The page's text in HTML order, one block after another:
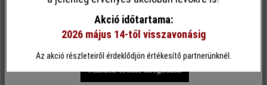
mészkő nüansz-árnyalt_ModulusPur
funkcionalitást kínálja Önnek...További információ
Csak funkcionális cookie elfogadása
Minden cookie elfogadása
Akció időtartama:
2026 május 14-től visszavonásig
Az akció részleteiről érdeklődjön értékesítő partnerünknél.